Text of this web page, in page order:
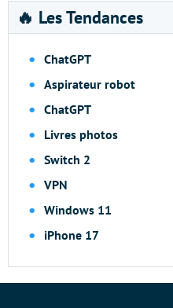
🔥 Les Tendances
ChatGPT
Aspirateur robot
ChatGPT
Livres photos
Switch 2
VPN
Windows 11
iPhone 17